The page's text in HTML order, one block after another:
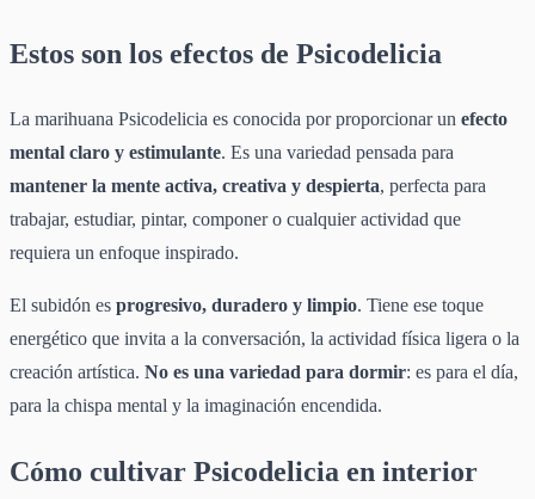
Estos son los efectos de Psicodelicia
La marihuana Psicodelicia es conocida por proporcionar un efecto
mental claro y estimulante. Es una variedad pensada para
mantener la mente activa, creativa y despierta, perfecta para
trabajar, estudiar, pintar, componer o cualquier actividad que
requiera un enfoque inspirado.
El subidón es progresivo, duradero y limpio. Tiene ese toque
energético que invita a la conversación, la actividad física ligera o la
creación artística. No es una variedad para dormir: es para el día,
para la chispa mental y la imaginación encendida.
Cómo cultivar Psicodelicia en interior